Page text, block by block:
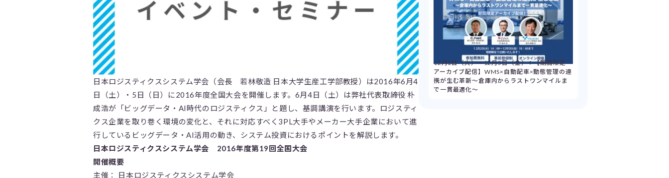
日本ロジスティクスシステム学会（会長 若林敬造 日本大学生産工学部教授）は2016年6月4
日（土）・5日（日）に2016年度全国大会を開催します。6月4日（土）は弊社代表取締役 朴
成浩が「ビッグデータ・AI時代のロジスティクス」と題し、基調講演を行います。ロジスティ
クス企業を取り巻く環境の変化と、それに対応すべく3PL大手やメーカー大手企業において進
行しているビッグデータ・AI活用の動き、システム投資におけるポイントを解説します。
日本ロジスティクスシステム学会 2016年度第19回全国大会
開催概要
主催： 日本ロジスティクスシステム学会
12月2日（火）～12月5日（金）：【期間限定
アーカイブ配信】WMS×自動配車×動態管理の連
携が生む革新～倉庫内からラストワンマイルま
で一貫最適化～